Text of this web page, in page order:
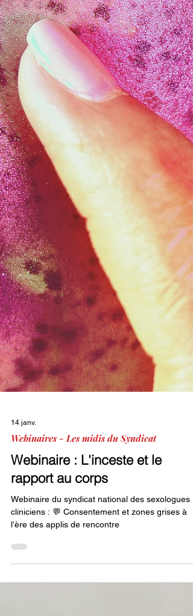
Webinaires - Les midis du Syndicat
Webinaire : L'inceste et le
rapport au corps
Webinaire du syndicat national des sexologues
l’ère des applis de rencontre